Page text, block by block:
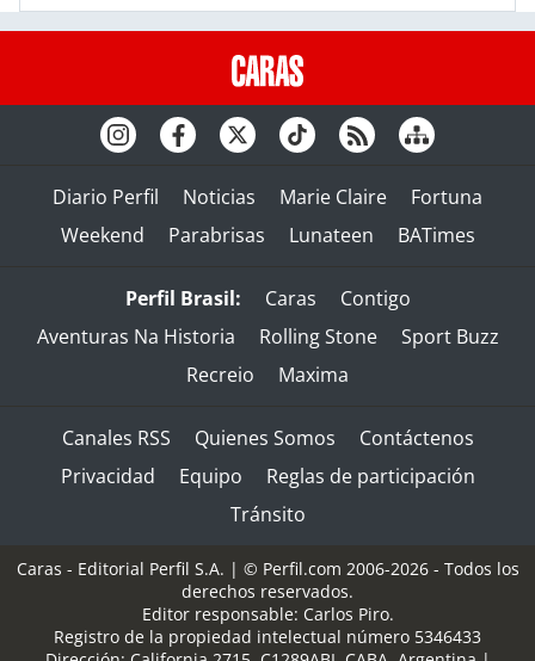
Diario Perfil Noticias Marie Claire
Fortuna
Weekend
Parabrisas Lunateen BATimes
Perfil Brasil: Caras
Contigo
Aventuras Na Historia
Rolling Stone
Sport Buzz
Recreio
Maxima
Canales RSS Quienes Somos
Contáctenos
Privacidad
Equipo
Reglas de participación
Tránsito
Caras - Editorial Perfil S.A. | © Perfil.com 2006-2026 - Todos los
derechos reservados.
Editor responsable: Carlos Piro.
Registro de la propiedad intelectual número 5346433